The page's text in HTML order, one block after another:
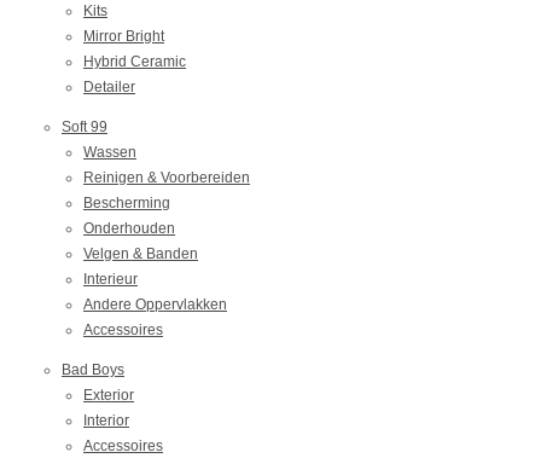
Kits
Mirror Bright
Hybrid Ceramic
Detailer
Soft 99
Wassen
Reinigen & Voorbereiden
Bescherming
Onderhouden
Velgen & Banden
Interieur
Andere Oppervlakken
Accessoires
Bad Boys
Exterior
Interior
Accessoires